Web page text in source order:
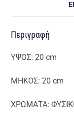
Περιγραφή
ΥΨΟΣ: 20 cm
ΜΗΚΟΣ: 20 cm
ΧΡΩΜΑΤΑ: